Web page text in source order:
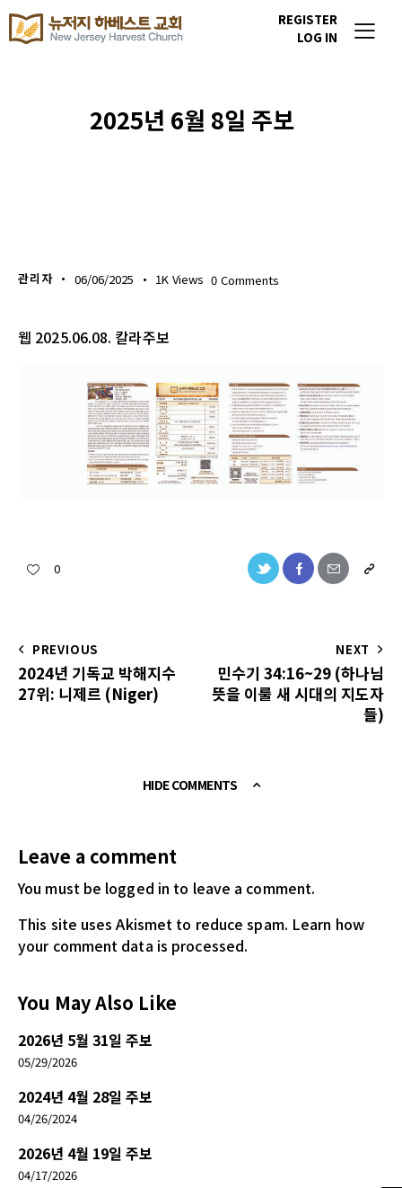
REGISTER
LOG IN
2025년 6월 8일 주보
관리자 06/06/2025 1K Views 0 Comments
웹 2025.06.08. 칼라주보
0
PREVIOUS
2024년 기독교 박해지수
27위: 니제르 (Niger)
NEXT
민수기 34:16~29 (하나님
뜻을 이룰 새 시대의 지도자
들)
HIDE COMMENTS
Leave a comment
You must be logged in to leave a comment.
This site uses Akismet to reduce spam. Learn how
your comment data is processed.
You May Also Like
2026년 5월 31일 주보
05/29/2026
2024년 4월 28일 주보
04/26/2024
2026년 4월 19일 주보
04/17/2026